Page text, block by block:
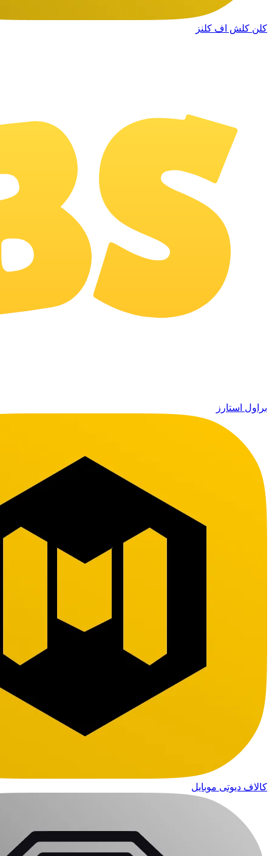
کلن کلش اف کلنز
براول استارز
کالاف دیوتی موبایل